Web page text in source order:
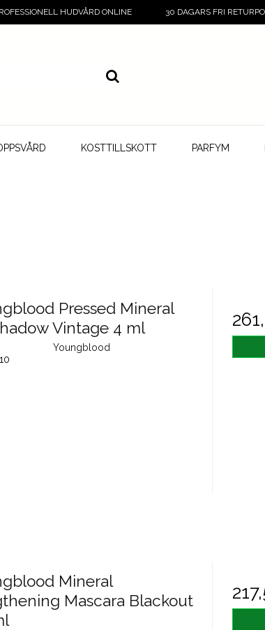
HUDVÅRD ONLINE 30 DAGARS FRI
KOSTTILLSKOTT PARFYM
Pressed Mineral
Vintage 4 ml
Youngblood
Mineral
Mascara Blackout